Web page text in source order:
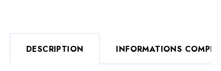
DESCRIPTION INFORMATIONS